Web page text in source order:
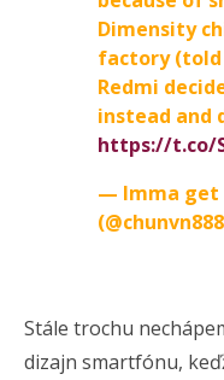
Dimensity
factory (told
Redmi
instead and
https://t.co/
— Imma get
Stále trochu
dizajn smartfónu,